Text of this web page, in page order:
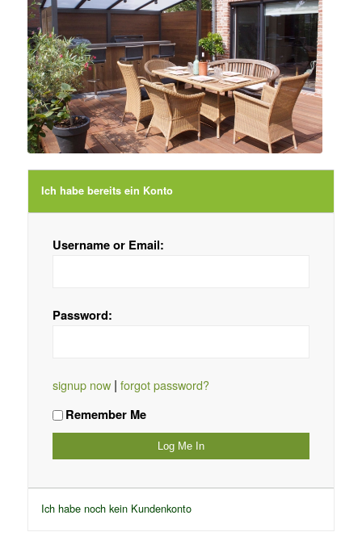
Ich habe bereits ein Konto
Username or Email:
Password:
signup now| forgot password?
Remember Me
Ich habe noch kein Kundenkonto